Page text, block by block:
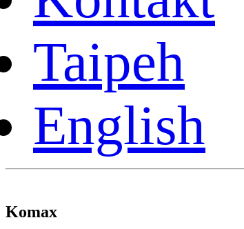
Taipeh
English
Komax